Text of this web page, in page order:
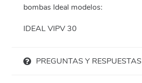
bombas Ideal modelos:
IDEAL VIPV 30
PREGUNTAS Y RESPUESTAS